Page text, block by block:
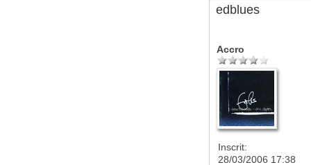
edblues
Accro
Inscrit:
28/03/2006 17:38